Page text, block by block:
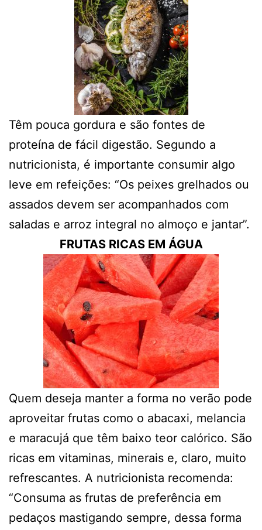
Têm pouca gordura e são fontes de
proteína de fácil digestão. Segundo a
nutricionista, é importante consumir algo
leve em refeições: “Os peixes grelhados ou
assados devem ser acompanhados com
saladas e arroz integral no almoço e jantar”.
FRUTAS RICAS EM ÁGUA
Quem deseja manter a forma no verão pode
aproveitar frutas como o abacaxi, melancia
e maracujá que têm baixo teor calórico. São
ricas em vitaminas, minerais e, claro, muito
refrescantes. A nutricionista recomenda:
“Consuma as frutas de preferência em
pedaços mastigando sempre, dessa forma